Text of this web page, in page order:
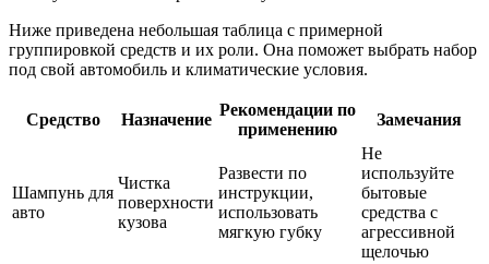
Ниже приведена небольшая таблица с примерной
группировкой средств и их роли. Она поможет выбрать набор
под свой автомобиль и климатические условия.
Средство Назначение
Рекомендации по
применению
Замечания
Шампунь для
авто
Чистка
поверхности
кузова
Развести по
инструкции,
использовать
мягкую губку
Не
используйте
бытовые
средства с
агрессивной
щелочью